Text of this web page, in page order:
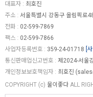
대표자 : 최호진
주소 : 서울특별시 강동구 올림픽로
전화 : 02-599-7869
팩스 : 02-599-7866
사업자등록번호 : 359-24-01718 [
통신판매업신고번호 : 제2024-서울
개인정보보호책임자 : 최호진 (
COPYRIGHT (c) 물이좋다 ALL